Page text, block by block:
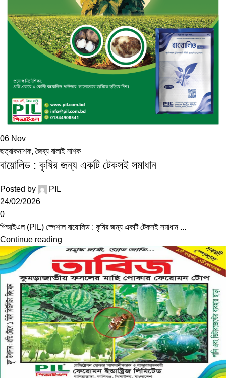
06 Nov
ছত্রাকনাশক,জৈব্য বালাই নাশক
বায়োলিড : কৃষির জন্য একটি টেকসই সমাধান
Posted by
PIL
24/02/2026
0
পিআইএল (PIL) স্পেশাল বায়োলিড : কৃষির জন্য একটি টেকসই সমাধান ...
Continue reading